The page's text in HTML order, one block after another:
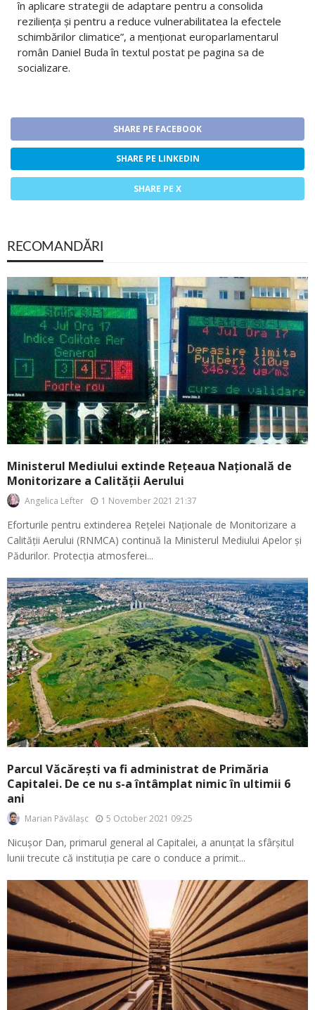
în aplicare strategii de adaptare pentru a consolida
reziliența și pentru a reduce vulnerabilitatea la efectele
schimbărilor climatice”, a menționat europarlamentarul
român Daniel Buda în textul postat pe pagina sa de
socializare.
SHARE PE FACEBOOK
SHARE PE LINKEDIN
SHARE PE X
RECOMANDĂRI
Ministerul Mediului extinde Rețeaua Națională de
Monitorizare a Calității Aerului
Angelica Lefter 1 November 2021 21:37
Eforturile pentru extinderea Rețelei Naționale de Monitorizare a
Calității Aerului (RNMCA) continuă la Ministerul Mediului Apelor și
Pădurilor. Protecția atmosferei...
Parcul Văcărești va fi administrat de Primăria
Capitalei. De ce nu s-a întâmplat nimic în ultimii 6
ani
Marian Păvălașc 5 October 2021 09:25
Nicușor Dan, primarul general al Capitalei, a anunțat la sfârșitul
lunii trecute că instituția pe care o conduce a primit...